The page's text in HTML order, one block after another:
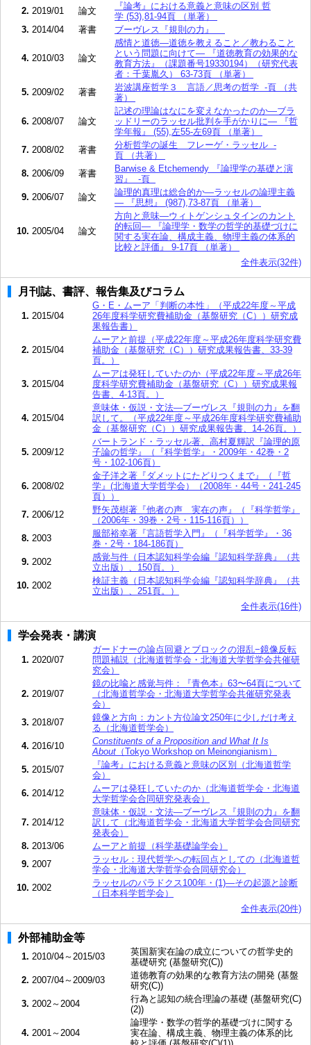
2. 2019/01 論文
『論考』における意義と意味の区別 哲
学 (53),81-94頁 （単著）
3. 2014/04 著書 ブーヴレス『規則の力』
4. 2010/03 論文
感情と道徳―道徳を教えること／教わること
という問題に向けて― 『道徳教育の効果的な
教育方法』（課題番号19330194）（研究代表
者：千葉胤久） 63-73頁 （単著）
5. 2009/02 著書
岩波講座哲学３ 言語／思考の哲学 -頁 （共
著）
6. 2008/07 論文
記述の理論はなにを変えなかったのか―ブラ
ッドリーのラッセル批判を手がかりに― 『哲
学年報』 (55),左55-左69頁 （単著）
7. 2008/02 著書
分析哲学の誕生 フレーゲ・ラッセル -
頁 （共著）
8. 2006/09 著書
Barwise & Etchemendy 『論理学の基礎と演
習』 -頁
9. 2006/07 論文
論理的真理は総合的か―ラッセルの論理主義
― 『思想』 (987),73-87頁 （単著）
10. 2005/04 論文
方向と意味―ウィトゲンシュタインのカント
的転回― 『論理学・数学の哲学的基礎づけに
関する実在論、構成主義、物理主義の体系的
比較と評価』 9-17頁 （単著）
全件表示(32件)
月刊誌、書評、報告集及びコラム
1. 2015/04
G・E・ムーア「判断の本性」（平成22年度～平成
26年度科学研究費補助金（基盤研究（C））研究成
果報告書）
2. 2015/04
ムーアと前提（平成22年度～平成26年度科学研究費
補助金（基盤研究（C））研究成果報告書、33-39
頁。）
3. 2015/04
ムーアは発狂していたのか（平成22年度～平成26年
度科学研究費補助金（基盤研究（C））研究成果報
告書、4-13頁。）
4. 2015/04
意味体・仮説・文法―ブーヴレス『規則の力』を翻
訳して。（平成22年度～平成26年度科学研究費補助
金（基盤研究（C））研究成果報告書、14-26頁。）
5. 2009/12
バートランド・ラッセル著、高村夏輝訳『論理的原
子論の哲学』（『科学哲学』・2009年・42巻・2
号・102-106頁）
6. 2008/02
金子洋之著『ダメットにたどりつくまで』（『哲
学』(北海道大学哲学会）（2008年・44号・241-245
頁））
7. 2006/12
野矢茂樹著『他者の声 実在の声』（『科学哲学』
（2006年・39巻・2号・115-116頁））
8. 2003
服部裕幸著『言語哲学入門』（『科学哲学』・36
巻・2号・184-186頁）
9. 2002
感覚与件（日本認知科学会編『認知科学辞典』（共
立出版）、150頁。）
10. 2002
検証主義（日本認知科学会編『認知科学辞典』（共
立出版）、251頁。）
全件表示(16件)
学会発表・講演
1. 2020/07
ガードナーの論点回避とブロックの混乱−鏡像反転
問題補説（北海道哲学会・北海道大学哲学会共催研
究会）
2. 2019/07
鏡の比喩と感覚与件：『青色本』63〜64頁について
（北海道哲学会・北海道大学哲学会共催研究発表
会）
3. 2018/07
鏡像と方向：カント方位論文250年に少しだけ考え
る（北海道哲学会）
4. 2016/10
Constituents of a Proposition and What It Is
About （Tokyo Workshop on Meinongianism）
5. 2015/07
『論考』における意義と意味の区別（北海道哲学
会）
6. 2014/12
ムーアは発狂していたのか（北海道哲学会・北海道
大学哲学会合同研究発表会）
7. 2014/12
意味体・仮説・文法―ブーヴレス『規則の力』を翻
訳して（北海道哲学会・北海道大学哲学会合同研究
発表会）
8. 2013/06
ムーアと前提（科学基礎論学会）
9. 2007
ラッセル：現代哲学への転回点としての（北海道哲
学会・北海道大学哲学会合同研究会）
10. 2002
ラッセルのパラドクス100年・(1)―その起源と診断
（日本科学哲学会）
全件表示(20件)
外部補助金等
1. 2010/04～2015/03
英国新実在論の成立についての哲学史的
基礎研究 (基盤研究(C))
2. 2007/04～2009/03
道徳教育の効果的な教育方法の開発 (基盤
研究(C))
3. 2002～2004
行為と認知の統合理論の基礎 (基盤研究(C)
(2))
4. 2001～2004
論理学・数学の哲学的基礎づけに関する
実在論、構成主義、物理主義の体系的比